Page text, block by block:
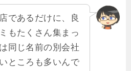
であるだけに、良
もたくさん集まっ
同じ名前の別会社
ところも多いんで